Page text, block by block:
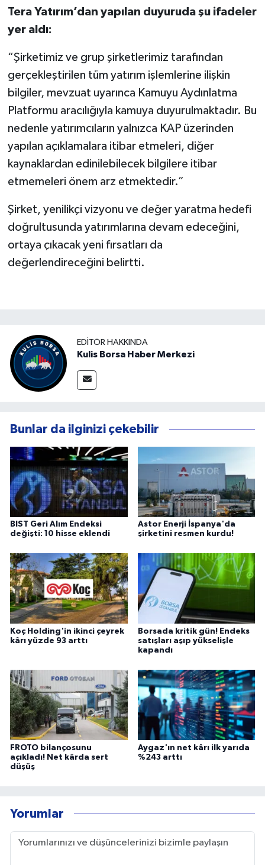
Tera Yatırım’dan yapılan duyuruda şu ifadeler
yer aldı:
“Şirketimiz ve grup şirketlerimiz tarafından
gerçekleştirilen tüm yatırım işlemlerine ilişkin
bilgiler, mevzuat uyarınca Kamuyu Aydınlatma
Platformu aracılığıyla kamuya duyurulmaktadır. Bu
nedenle yatırımcıların yalnızca KAP üzerinden
yapılan açıklamalara itibar etmeleri, diğer
kaynaklardan edinilebilecek bilgilere itibar
etmemeleri önem arz etmektedir.”
Şirket, yenilikçi vizyonu ve değer yaratma hedefi
doğrultusunda yatırımlarına devam edeceğini,
ortaya çıkacak yeni fırsatları da
değerlendireceğini belirtti.
EDITÖR HAKKINDA
Kulis Borsa Haber Merkezi
Bunlar da ilginizi çekebilir
BIST Geri Alım Endeksi
değişti: 10 hisse eklendi
Astor Enerji İspanya'da
şirketini resmen kurdu!
Koç Holding'in ikinci çeyrek
kârı yüzde 93 arttı
Borsada kritik gün! Endeks
satışları aşıp yükselişle
kapandı
FROTO bilançosunu
açıkladı! Net kârda sert
düşüş
Aygaz'ın net kârı ilk yarıda
%243 arttı
Yorumlar